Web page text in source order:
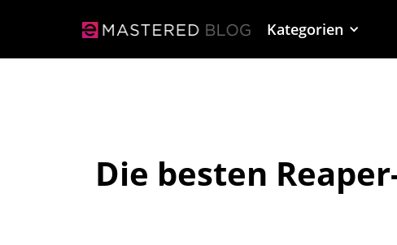
Kategorien
Die besten